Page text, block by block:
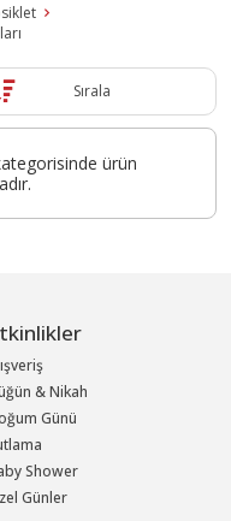
Sırala
ürün
& Nikah
Günü
Shower
Günler